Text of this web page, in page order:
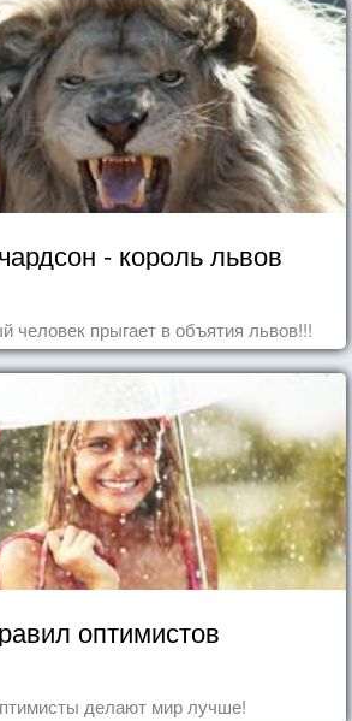
- король львов
человек прыгает в объятия львов!!!
оптимистов
делают мир лучше!